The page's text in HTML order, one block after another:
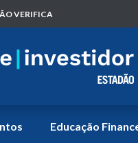
VERIFICA
Educação